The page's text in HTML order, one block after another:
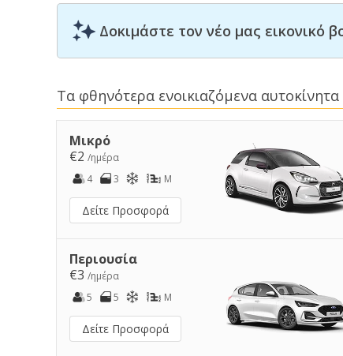
Δοκιμάστε τον νέο μας εικονικό
Τα φθηνότερα ενοικιαζόμενα αυτοκίνητα
Μικρό
€2 /ημέρα
4
3 M
Δείτε Προσφορά
Περιουσία
€3 /ημέρα
5
5 M
Δείτε Προσφορά